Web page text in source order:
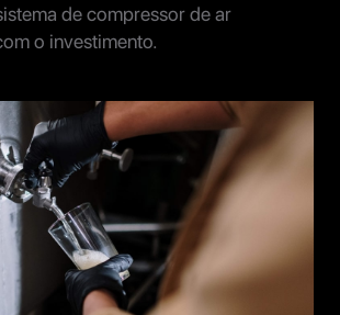
de compressor de ar
o investimento.